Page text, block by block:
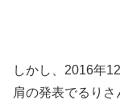
しかし、2016年
肩の発表でるりさ